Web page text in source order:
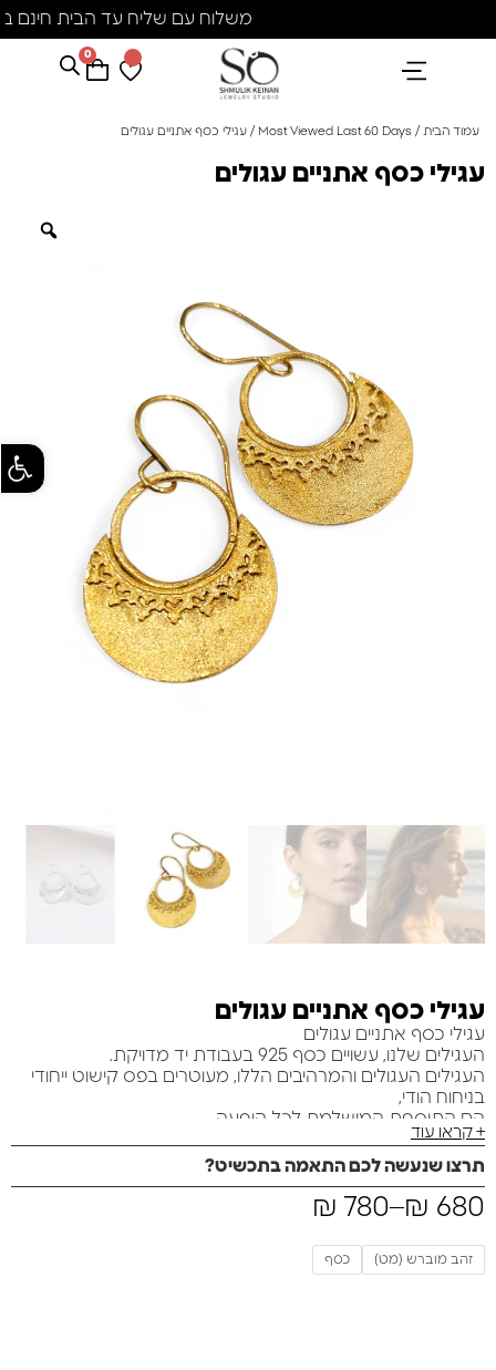
משלוח עם שליח עד הבית חינם
0
עמוד הבית /
Most Viewed Last 60 Days / עגילי כסף אתניים עגולים
עגילי כסף אתניים עגולים
עגילי כסף אתניים עגולים
עגילי כסף אתניים עגולים
העגילים שלנו, עשויים כסף 925 בעבודת יד מדויקת.
העגילים העגולים והמרהיבים הללו, מעוטרים בפס קישוט ייחודי
בניחוח הודי,
הם התוספת המושלמת לכל הופעה.
*מאפיינים:*
– *עבודת יד*: כל זוג עגילים נוצר באהבה ובקפידה, עם תשומת
– *עיצוב ייחודי*: השפעות הודיות מוסיפות נופך של אקזוטיות
– *נוחות וביטחון*: עשויים מחומרים איכותיים, מתאימים לכל יום
ויום.
+ קראו עוד
תרצו שנעשה לכם התאמה בתכשיט?
₪ 680
–
₪ 780
זהב מוברש (מט) כסף
פתח